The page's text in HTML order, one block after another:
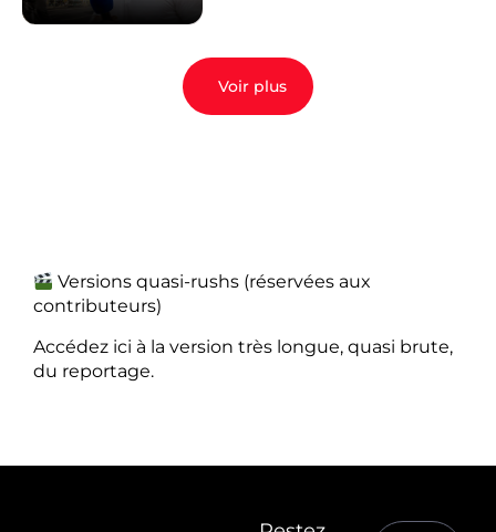
Voir plus
Versions quasi-rushs (réservées aux
contributeurs)
Accédez ici à la version très longue, quasi brute,
du reportage.